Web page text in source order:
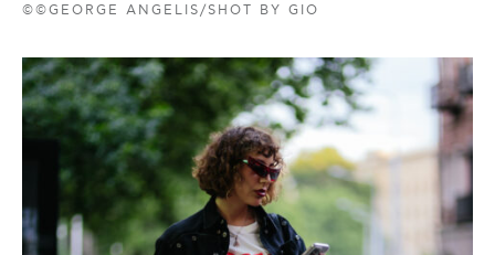
©©GEORGE ANGELIS/SHOT BY GIO